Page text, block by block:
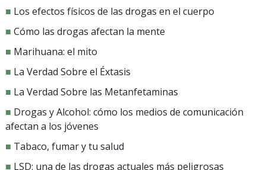
■ Los efectos físicos de las drogas en el cuerpo
■ Cómo las drogas afectan la mente
■ Marihuana: el mito
■ La Verdad Sobre el Éxtasis
■ La Verdad Sobre las Metanfetaminas
■ Drogas y Alcohol: cómo los medios de comunicación
afectan a los jóvenes
■ Tabaco, fumar y tu salud
■ LSD: una de las drogas actuales más peligrosas